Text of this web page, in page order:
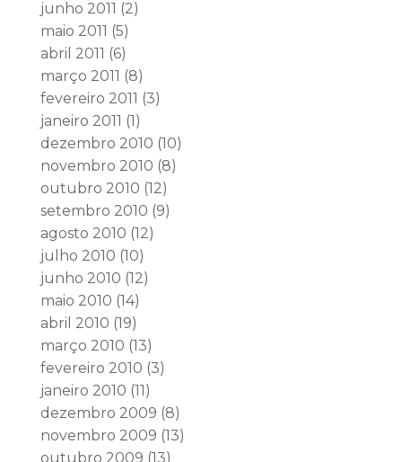
junho 2011 (2)
maio 2011 (5)
abril 2011 (6)
março 2011 (8)
fevereiro 2011 (3)
janeiro 2011 (1)
dezembro 2010 (10)
novembro 2010 (8)
outubro 2010 (12)
setembro 2010 (9)
agosto 2010 (12)
julho 2010 (10)
junho 2010 (12)
maio 2010 (14)
abril 2010 (19)
março 2010 (13)
fevereiro 2010 (3)
janeiro 2010 (11)
dezembro 2009 (8)
novembro 2009 (13)
outubro 2009 (13)